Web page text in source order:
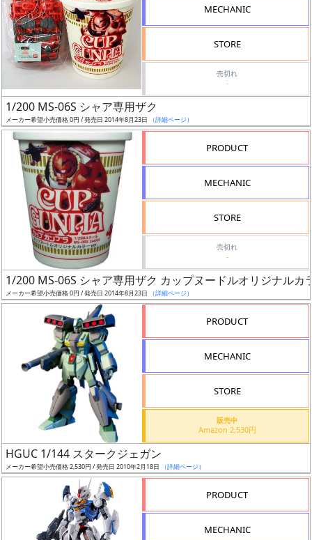
フ
リ
グ
レ
ル
MECHANIC
STORE
売切れ
-
1/200 MS-06S シャア専用ザク
メーカー希望小売価格 0円 / 発売日 2014年8月23日 （詳細ページ）
PRODUCT
MECHANIC
STORE
売切れ
-
1/200 MS-06S シャア専用ザク カップヌードルオリジナルカ
メーカー希望小売価格 0円 / 発売日 2014年8月23日 （詳細ページ）
PRODUCT
MECHANIC
STORE
販売中
Amazon 2,530円
HGUC 1/144 スタークジェガン
メーカー希望小売価格 2,530円 / 発売日 2010年2月18日 （詳細ページ）
PRODUCT
MECHANIC